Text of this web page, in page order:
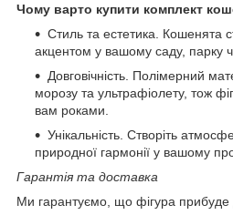
Чому варто купити комплект
Стиль та естетика. Кошенята
акцентом у вашому саду, парку
Довговічність. Полімерний
морозу та ультрафіолету, тож
вам роками.
Унікальність. Створіть
природної гармонії у вашому
Гарантія та доставка
Ми гарантуємо, що фігура прибуде